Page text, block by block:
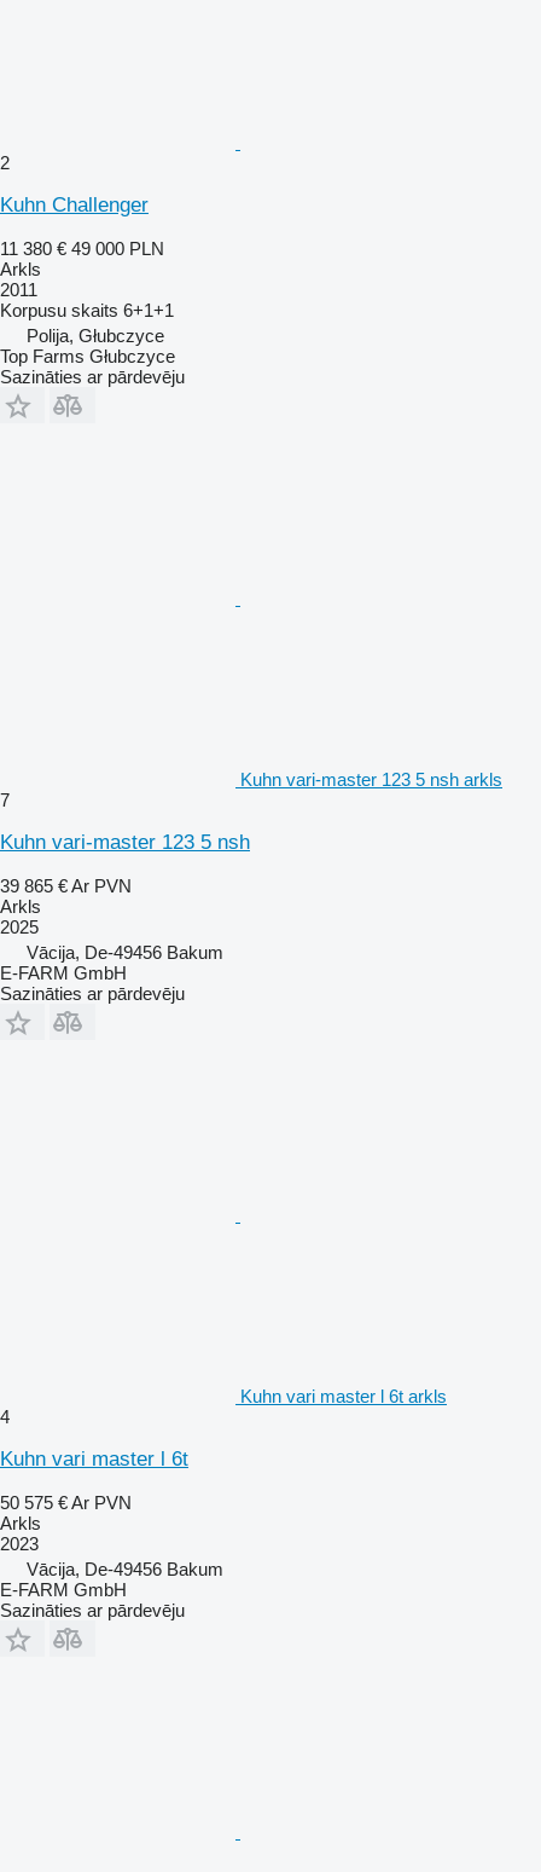
2
Kuhn Challenger
11 380 € 49 000 PLN
Arkls
2011
Korpusu skaits 6+1+1
Polija, Głubczyce
Top Farms Głubczyce
Sazināties ar pārdevēju
Kuhn vari-master 123 5 nsh arkls
7
Kuhn vari-master 123 5 nsh
39 865 €Ar PVN
Arkls
2025
Vācija, De-49456 Bakum
E-FARM GmbH
Sazināties ar pārdevēju
Kuhn vari master l 6t arkls
4
Kuhn vari master l 6t
50 575 €Ar PVN
Arkls
2023
Vācija, De-49456 Bakum
E-FARM GmbH
Sazināties ar pārdevēju